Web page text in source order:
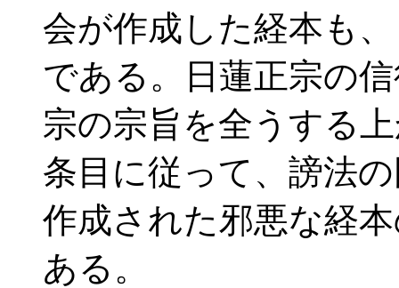
会が作成した経本も
である。日蓮正宗の
宗の宗旨を全うする
条目に従って、謗法
作成された邪悪な経
ある。